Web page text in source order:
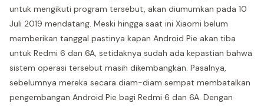
untuk mengikuti program tersebut, akan diumumkan pada 10
Juli 2019 mendatang. Meski hingga saat ini Xiaomi belum
memberikan tanggal pastinya kapan Android Pie akan tiba
untuk Redmi 6 dan 6A, setidaknya sudah ada kepastian bahwa
sistem operasi tersebut masih dikembangkan. Pasalnya,
sebelumnya mereka secara diam-diam sempat membatalkan
pengembangan Android Pie bagi Redmi 6 dan 6A. Dengan